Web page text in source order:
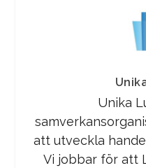
Unika
att utveckla
Vi jobbar för att